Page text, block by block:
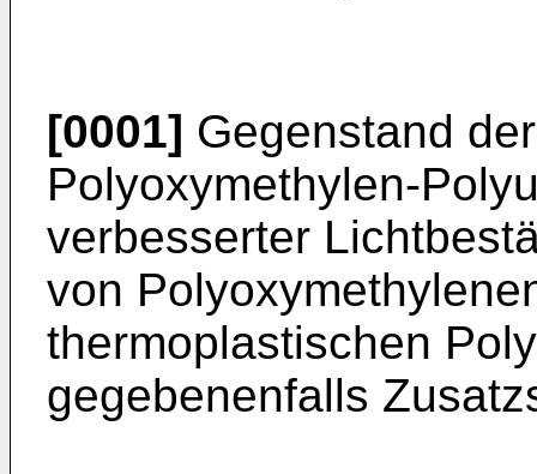
[0001] Gegenstand
Polyoxymethylen-
verbesserter
von
thermoplastischen
gegebenenfalls